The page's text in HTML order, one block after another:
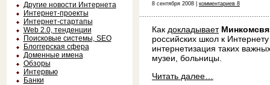
Другие новости Интернета
Интернет-проекты
Интернет-стартапы
Web 2.0, тенденции
Поисковые системы, SEO
Блоггерская сфера
Доменные имена
Обзоры
Интервью
Банки
8 сентября 2008 | комментариев 8
Как докладывает
российских школ к
интернетизация таких
музеи, больницы.
Читать далее…